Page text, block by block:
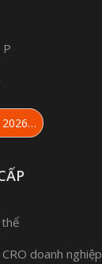
P
2026…
doanh nghiệp